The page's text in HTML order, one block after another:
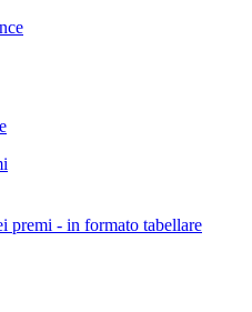
premi - in formato tabellare